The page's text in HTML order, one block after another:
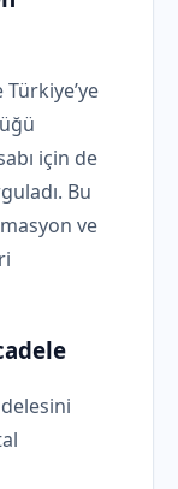
için de
Bu
ve